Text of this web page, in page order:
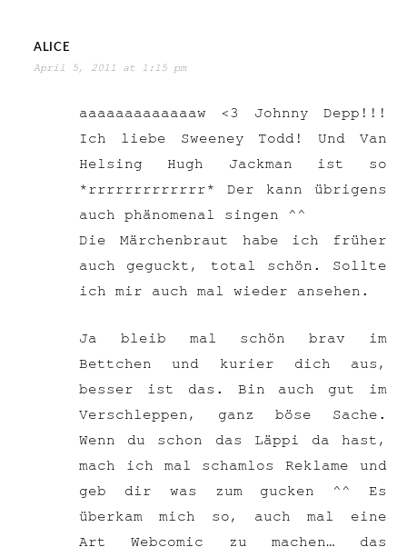
ALICE
April 5, 2011 at 1:15 pm
aaaaaaaaaaaaaw <3 Johnny Depp!!!
Ich liebe Sweeney Todd! Und Van
Helsing Hugh Jackman ist so
*rrrrrrrrrrrrr* Der kann übrigens
auch phänomenal singen ^^
Die Märchenbraut habe ich früher
auch geguckt, total schön. Sollte
ich mir auch mal wieder ansehen.
Ja bleib mal schön brav im
Bettchen und kurier dich aus,
besser ist das. Bin auch gut im
Verschleppen, ganz böse Sache.
Wenn du schon das Läppi da hast,
mach ich mal schamlos Reklame und
geb dir was zum gucken ^^ Es
überkam mich so, auch mal eine
Art Webcomic zu machen… das